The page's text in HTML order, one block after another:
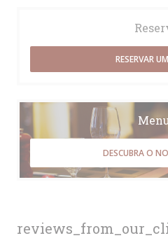
RESERVAR
DESCUBRA O